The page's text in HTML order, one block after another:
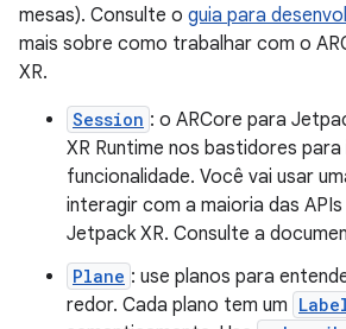
mesas). Consulte o guia para
mais sobre como trabalhar com o
XR.
Session : o ARCore para
XR Runtime nos bastidores para
funcionalidade. Você vai usar
interagir com a maioria das
Jetpack XR. Consulte a
Plane : use planos para
redor. Cada plano tem um